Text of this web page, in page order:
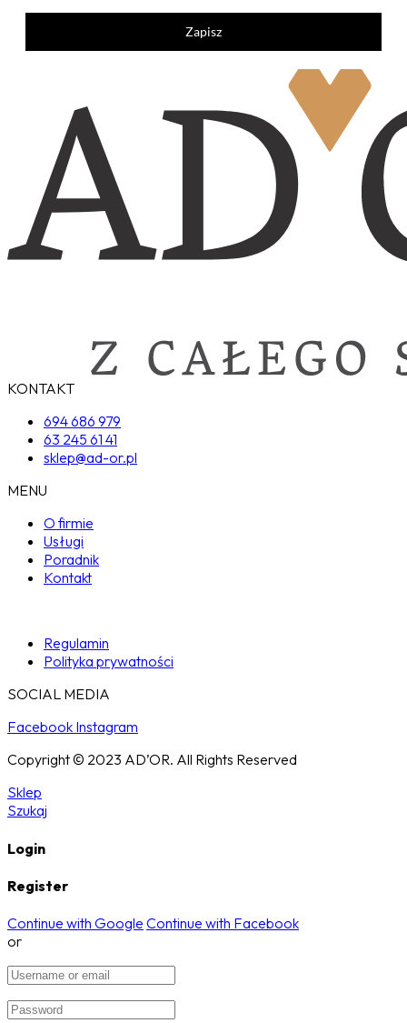
Zapisz
KONTAKT
694 686 979
63 245 61 41
sklep@ad-or.pl
MENU
O firmie
Usługi
Poradnik
Kontakt
Regulamin
Polityka prywatności
SOCIAL MEDIA
Facebook Instagram
Copyright © 2023 AD’OR. All Rights Reserved
Sklep
Szukaj
Login
Register
Continue with Google Continue with Facebook
or